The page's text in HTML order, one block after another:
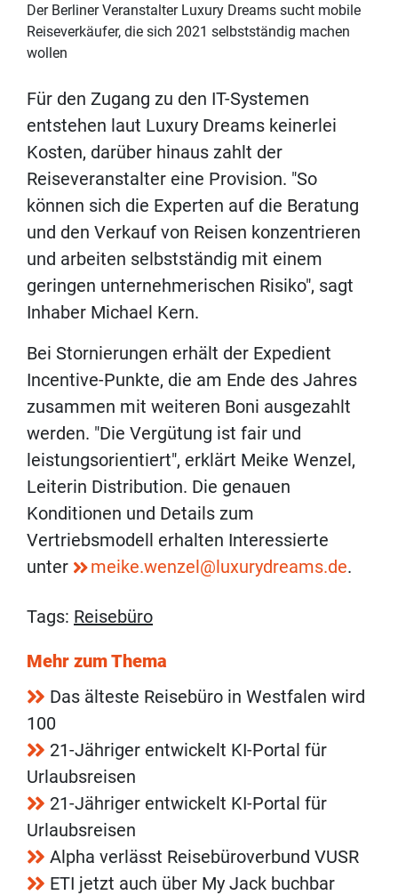
Der Berliner Veranstalter Luxury Dreams sucht mobile
Reiseverkäufer, die sich 2021 selbstständig machen
wollen
Für den Zugang zu den IT-Systemen
entstehen laut Luxury Dreams keinerlei
Kosten, darüber hinaus zahlt der
Reiseveranstalter eine Provision. "So
können sich die Experten auf die Beratung
und den Verkauf von Reisen konzentrieren
und arbeiten selbstständig mit einem
geringen unternehmerischen Risiko", sagt
Inhaber Michael Kern.
Bei Stornierungen erhält der Expedient
Incentive-Punkte, die am Ende des Jahres
zusammen mit weiteren Boni ausgezahlt
werden. "Die Vergütung ist fair und
leistungsorientiert", erklärt Meike Wenzel,
Leiterin Distribution. Die genauen
Konditionen und Details zum
Vertriebsmodell erhalten Interessierte
unter
meike.wenzel@luxurydreams.de.
Tags: Reisebüro
Mehr zum Thema
Das älteste Reisebüro in Westfalen wird
100
21-Jähriger entwickelt KI-Portal für
Urlaubsreisen
21-Jähriger entwickelt KI-Portal für
Urlaubsreisen
Alpha verlässt Reisebüroverbund VUSR
ETI jetzt auch über My Jack buchbar